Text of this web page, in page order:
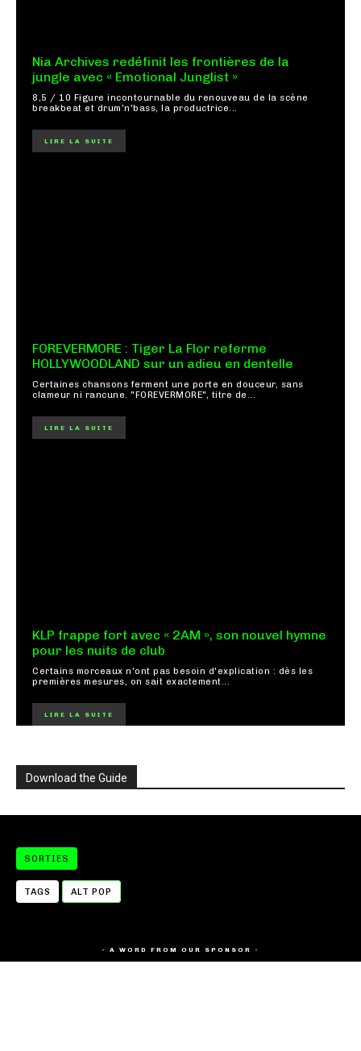
Nia Archives redéfinit les frontières de la
jungle avec « Emotional Junglist »
8,5 / 10 Figure incontournable du renouveau de la scène
breakbeat et drum'n'bass, la productrice...
LIRE LA SUITE
FOREVERMORE : Tiger La Flor referme
HOLLYWOODLAND sur un adieu en dentelle
Certaines chansons ferment une porte en douceur, sans
clameur ni rancune. "FOREVERMORE", titre de...
LIRE LA SUITE
KLP frappe fort avec « 2AM », son nouvel hymne
pour les nuits de club
Certains morceaux n'ont pas besoin d'explication : dès les
premières mesures, on sait exactement...
LIRE LA SUITE
Download the Guide
SORTIES
TAGS ALT POP
- A WORD FROM OUR SPONSOR -